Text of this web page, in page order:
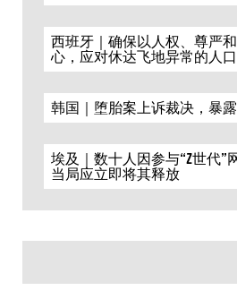
西班牙｜确保以人权、尊严
心，应对休达飞地异常的人
韩国｜堕胎案上诉裁决，暴
埃及｜数十人因参与“Z世代”
当局应立即将其释放